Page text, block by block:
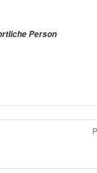
Person